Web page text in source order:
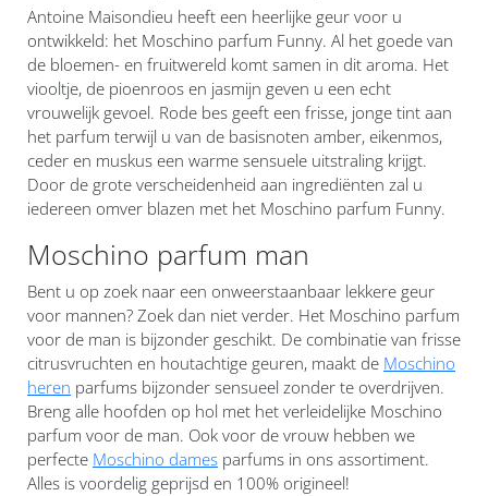
Antoine Maisondieu heeft een heerlijke geur voor u
ontwikkeld: het Moschino parfum Funny. Al het goede van
de bloemen- en fruitwereld komt samen in dit aroma. Het
viooltje, de pioenroos en jasmijn geven u een echt
vrouwelijk gevoel. Rode bes geeft een frisse, jonge tint aan
het parfum terwijl u van de basisnoten amber, eikenmos,
ceder en muskus een warme sensuele uitstraling krijgt.
Door de grote verscheidenheid aan ingrediënten zal u
iedereen omver blazen met het Moschino parfum Funny.
Moschino parfum man
Bent u op zoek naar een onweerstaanbaar lekkere geur
voor mannen? Zoek dan niet verder. Het Moschino parfum
voor de man is bijzonder geschikt. De combinatie van frisse
citrusvruchten en houtachtige geuren, maakt de Moschino
heren parfums bijzonder sensueel zonder te overdrijven.
Breng alle hoofden op hol met het verleidelijke Moschino
parfum voor de man. Ook voor de vrouw hebben we
perfecte Moschino dames parfums in ons assortiment.
Alles is voordelig geprijsd en 100% origineel!